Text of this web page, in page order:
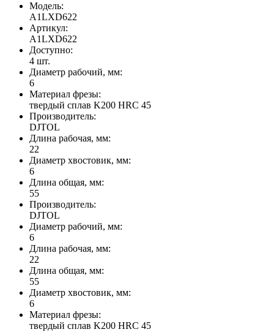
Модель:
A1LXD622
Артикул:
A1LXD622
Доступно:
4 шт.
Диаметр рабочий, мм:
6
Материал фрезы:
твердый сплав K200 HRC 45
Производитель:
DJTOL
Длина рабочая, мм:
22
Диаметр хвостовик, мм:
6
Длина общая, мм:
55
Производитель:
DJTOL
Диаметр рабочий, мм:
6
Длина рабочая, мм:
22
Длина общая, мм:
55
Диаметр хвостовик, мм:
6
Материал фрезы:
твердый сплав K200 HRC 45